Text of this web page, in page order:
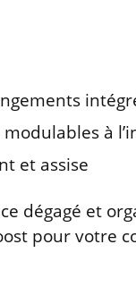
à
et assise
dégagé et
pour votre